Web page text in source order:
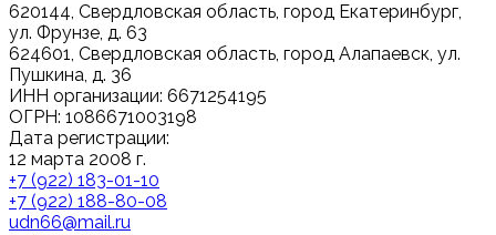
620144, Свердловская область, город Екатеринбург,
ул. Фрунзе, д. 63
624601, Свердловская область, город Алапаевск, ул.
Пушкина, д. 36
ИНН организации: 6671254195
ОГРН: 1086671003198
Дата регистрации:
12 марта 2008 г.
+7 (922) 183-01-10
+7 (922) 188-80-08
udn66@mail.ru